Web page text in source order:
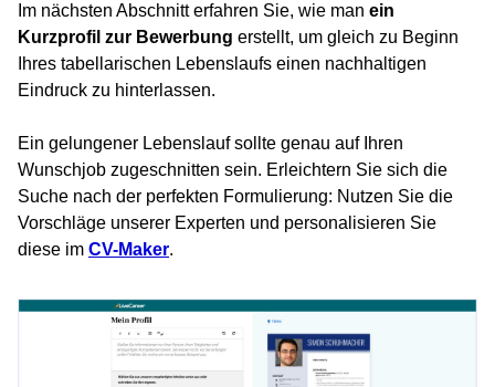
Im nächsten Abschnitt erfahren Sie, wie man ein
Kurzprofil zur Bewerbung erstellt, um gleich zu Beginn
Ihres tabellarischen Lebenslaufs einen nachhaltigen
Eindruck zu hinterlassen.
Ein gelungener Lebenslauf sollte genau auf Ihren
Wunschjob zugeschnitten sein. Erleichtern Sie sich die
Suche nach der perfekten Formulierung: Nutzen Sie die
Vorschläge unserer Experten und personalisieren Sie
diese im CV-Maker.